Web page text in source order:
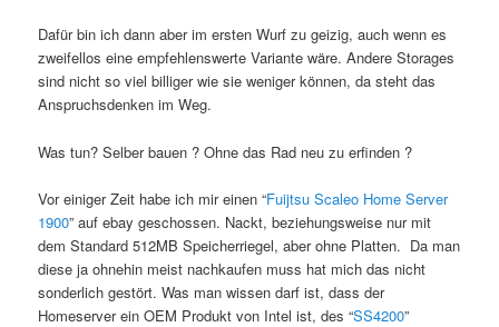
Dafür bin ich dann aber im ersten Wurf zu geizig, auch wenn es
zweifellos eine empfehlenswerte Variante wäre. Andere Storages
sind nicht so viel billiger wie sie weniger können, da steht das
Anspruchsdenken im Weg.
Was tun? Selber bauen ? Ohne das Rad neu zu erfinden ?
Vor einiger Zeit habe ich mir einen “Fuijtsu Scaleo Home Server
1900” auf ebay geschossen. Nackt, beziehungsweise nur mit
dem Standard 512MB Speicherriegel, aber ohne Platten. Da man
diese ja ohnehin meist nachkaufen muss hat mich das nicht
sonderlich gestört. Was man wissen darf ist, dass der
Homeserver ein OEM Produkt von Intel ist, des “SS4200”